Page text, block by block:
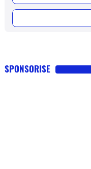
SPONSORISE